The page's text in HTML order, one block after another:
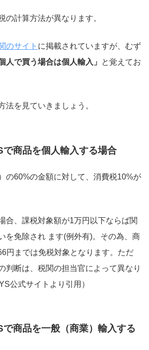
の計算方法が異なります。
のサイト に掲載されていますが、むず
個人で買う場合は個人輸入」
と覚えてお
法を見ていきましょう。
商品を個人輸入する場合
の60%の金額に対して、消費税10%が
合、課税対象額が1万円以下ならば関
を免除され ます(例外有)。​その為、商
円までは免税対象となります。ただ
判断は、税関の担当官によって異なり
公式サイトより引用）
商品を一般（商業）輸入する